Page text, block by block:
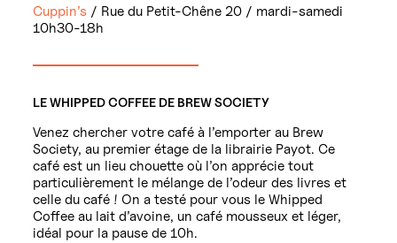
Cuppin’s / Rue du Petit-Chêne 20 / mardi-samedi
10h30-18h
LE WHIPPED COFFEE DE BREW SOCIETY
Venez chercher votre café à l’emporter au Brew
Society, au premier étage de la librairie Payot. Ce
café est un lieu chouette où l’on apprécie tout
particulièrement le mélange de l’odeur des livres et
celle du café ! On a testé pour vous le Whipped
Coffee au lait d’avoine, un café mousseux et léger,
idéal pour la pause de 10h.